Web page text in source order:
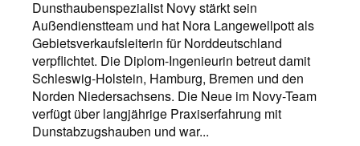
Dunsthaubenspezialist Novy stärkt sein
Außendienstteam und hat Nora Langewellpott als
Gebietsverkaufsleiterin für Norddeutschland
verpflichtet. Die Diplom-Ingenieurin betreut damit
Schleswig-Holstein, Hamburg, Bremen und den
Norden Niedersachsens. Die Neue im Novy-Team
verfügt über langjährige Praxiserfahrung mit
Dunstabzugshauben und war...